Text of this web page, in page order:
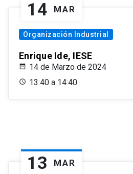
14 MAR
Organización Industrial
Enrique Ide, IESE
14 de Marzo de 2024
13:40 a 14:40
13 MAR